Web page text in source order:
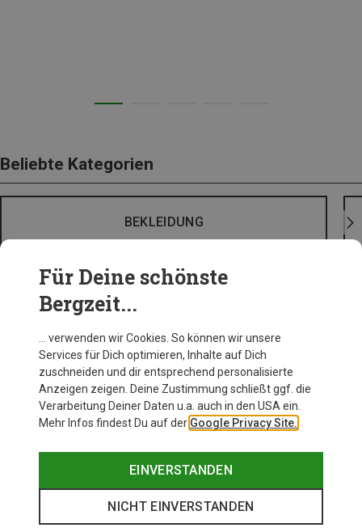
Beliebte Kategorien
BEKLEIDUNG
Für Deine schönste
Bergzeit...
… verwenden wir Cookies. So können wir unsere
Services für Dich optimieren, Inhalte auf Dich
zuschneiden und dir entsprechend personalisierte
Anzeigen zeigen. Deine Zustimmung schließt ggf. die
Verarbeitung Deiner Daten u.a. auch in den USA ein.
Mehr Infos findest Du auf der Google Privacy Site.
EINVERSTANDEN
NICHT EINVERSTANDEN